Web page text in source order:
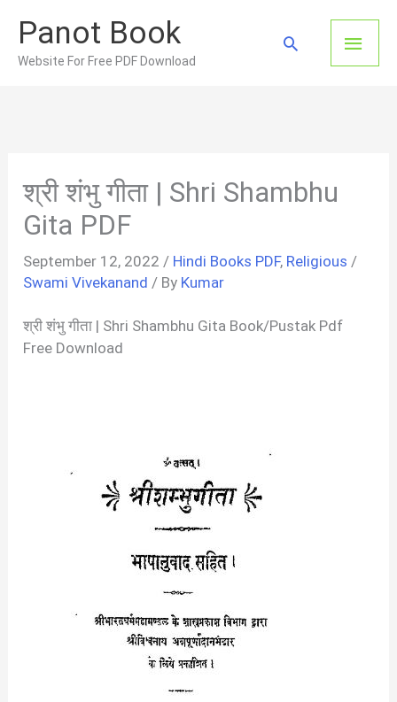
content
Panot Book
Website For Free PDF Download
Main
Search
श्री शंभु गीता | Shri Shambhu
Gita PDF
September 12, 2022 / Hindi Books PDF, Religious /
Swami Vivekanand / By Kumar
श्री शंभु गीता | Shri Shambhu Gita Book/Pustak Pdf
Free Download